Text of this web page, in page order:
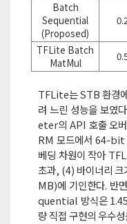
Batch
Sequential
(Proposed)
TFLite Batch
MatMul
TFLite는 STB 환경
려 느린 성능을 보
eter의 API 호출 오
RM 모드에서 64-bit
베딩 차원이 작아
초과, (4) 바이너리
MB)에 기인한다. 반
quential 방식은 1.45
량 직접 구현의 우수